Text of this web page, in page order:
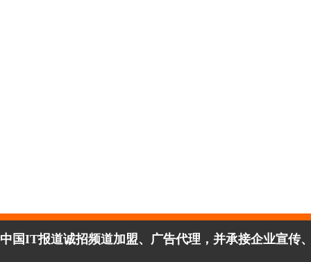
中国IT报道诚招频道加盟、广告代理，并承接企业宣传